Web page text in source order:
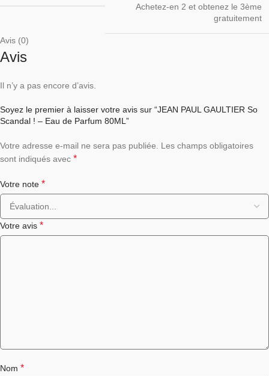
Achetez-en 2 et obtenez le 3ème
gratuitement
Avis (0)
Avis
Il n’y a pas encore d’avis.
Soyez le premier à laisser votre avis sur “JEAN PAUL GAULTIER So
Scandal ! – Eau de Parfum 80ML”
Votre adresse e-mail ne sera pas publiée.
Les champs obligatoires
sont indiqués avec *
Votre note *
Votre avis *
Nom *